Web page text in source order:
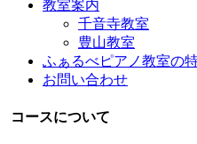
教室案内
千音寺教室
豊山教室
ふぁるべピアノ教室の
お問い合わせ
コースについて